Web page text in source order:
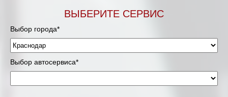
ВЫБЕРИТЕ СЕРВИС
Выбор города*
Выбор автосервиса*